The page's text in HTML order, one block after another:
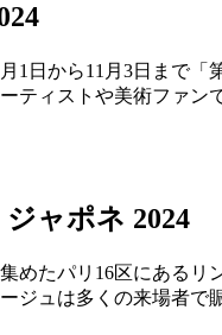
1日から11月3日まで
ティストや美術ファ
ャポネ 2024
めたパリ16区にある
ジュは多くの来場者